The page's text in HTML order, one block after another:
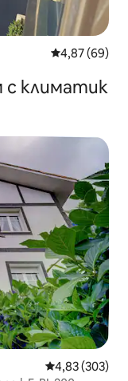
Средна
4,87 (69)
климатик
Средна
4,83 (303)